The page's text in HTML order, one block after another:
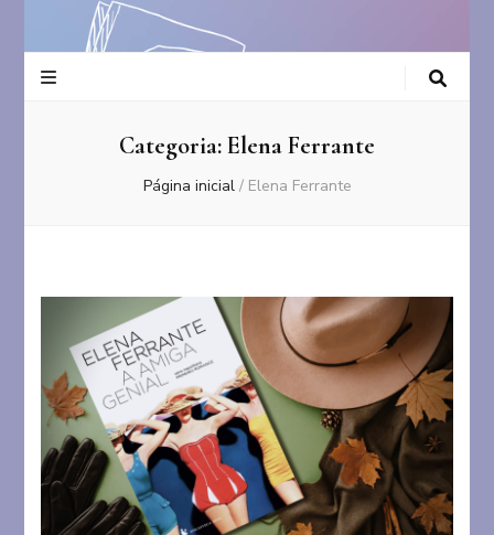
Categoria:Elena Ferrante
Página inicial / Elena Ferrante